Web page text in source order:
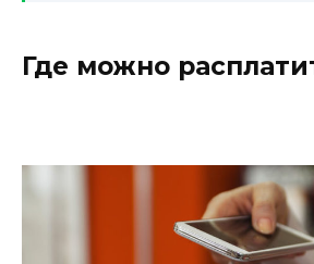
Где можно